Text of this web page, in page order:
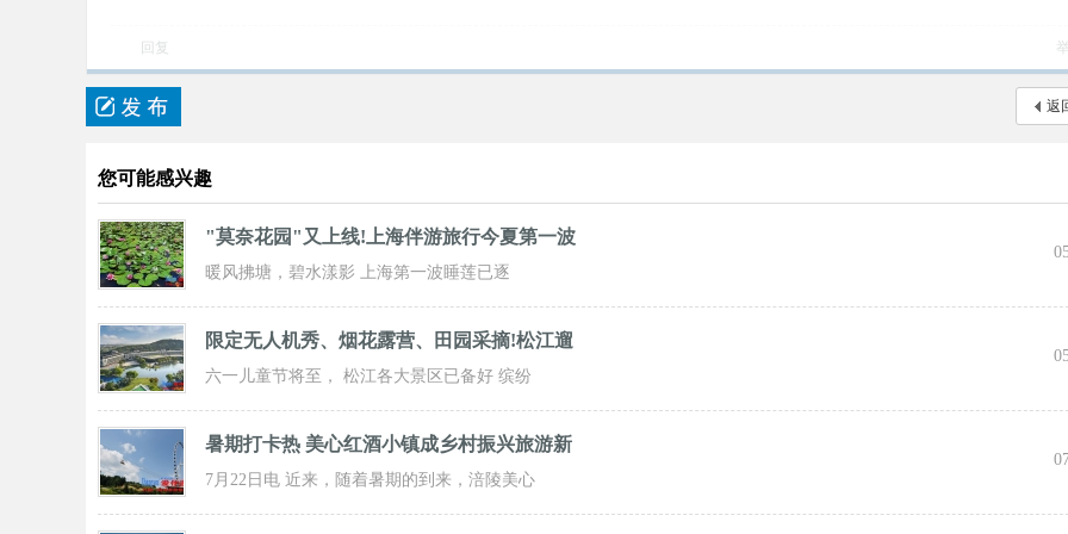
回复
返
您可能感兴趣
"莫奈花园"又上线!上海伴游旅行今夏第一波
暖风拂塘，碧水漾影 上海第一波睡莲已逐
步“复苏” 粉白嫣红的花朵浮于水面 趁花期正
限定无人机秀、烟花露营、田园采摘!松江遛
六一儿童节将至， 松江各大景区已备好 缤纷
活动与超值福利， 从主题乐土到田园乡野，
暑期打卡热 美心红酒小镇成乡村振兴旅游新
7月22日电 近来，随着暑期的到来，涪陵美心
红酒小镇迎来了大批游客前来打卡，